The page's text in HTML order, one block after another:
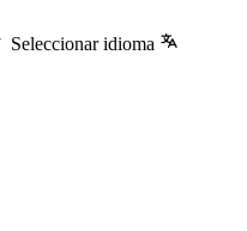
Seleccionar idioma